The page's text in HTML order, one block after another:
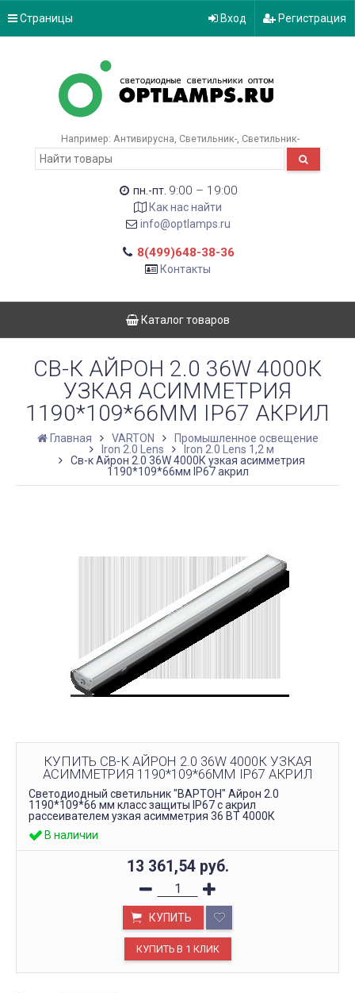
Страницы Вход Регистрация
Например: Антивирусна Светильник- Светильник-
пн.-пт. 9:00 – 19:00
Как нас найти
info@optlamps.ru
8(499)648-38-36
Контакты
Каталог товаров
СВ-К АЙРОН 2.0 36W 4000К
УЗКАЯ АСИММЕТРИЯ
1190*109*66ММ IP67 АКРИЛ
Главная VARTON
Промышленное освещение
Iron 2.0 Lens
Iron 2.0 Lens 1,2 м
Св-к Айрон 2.0 36W 4000К узкая асимметрия
1190*109*66мм IP67 акрил
КУПИТЬ СВ-К АЙРОН 2.0 36W 4000К УЗКАЯ
АСИММЕТРИЯ 1190*109*66ММ IP67 АКРИЛ
Светодиодный светильник "ВАРТОН" Айрон 2.0
1190*109*66 мм класс защиты IP67 с акрил
рассеивателем узкая асимметрия 36 ВТ 4000К
В наличии
13 361,54 руб.
КУПИТЬ